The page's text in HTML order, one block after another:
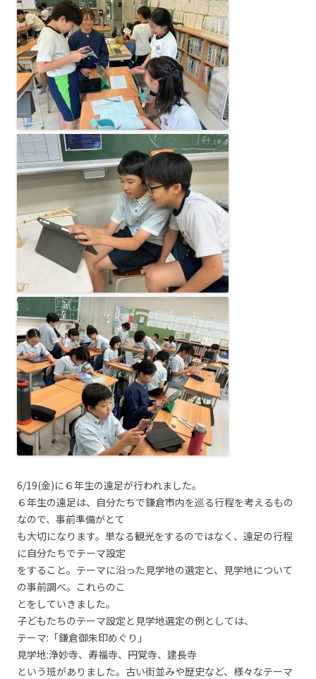
6/19(金)に６年生の遠足が行われました。
６年生の遠足は、自分たちで鎌倉市内を巡る行程を考えるもの
なので、事前準備がとて
も大切になります。単なる観光をするのではなく、遠足の行程
に自分たちでテーマ設定
をすること。テーマに沿った見学地の選定と、見学地について
の事前調べ。これらのこ
とをしていきました。
子どもたちのテーマ設定と見学地選定の例としては、
テーマ:「鎌倉御朱印めぐり」
見学地:浄妙寺、寿福寺、円覚寺、建長寺
という班がありました。古い街並みや歴史など、様々なテーマ